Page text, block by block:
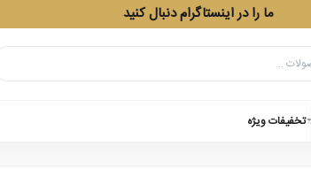
ما را در اینستاگرام دنبال کنید
تخفیفات ویژه